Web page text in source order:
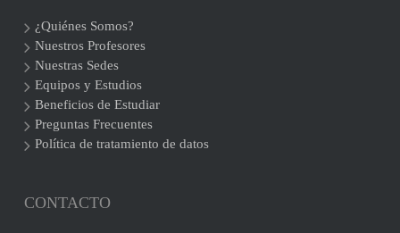
¿Quiénes Somos?
Nuestros Profesores
Nuestras Sedes
Equipos y Estudios
Beneficios de Estudiar
Preguntas Frecuentes
Política de tratamiento de datos
CONTACTO